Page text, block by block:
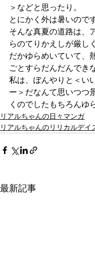
＞などと思ったり。
とにかく外は暑いので
そんな真夏の道路は、
らのてりかえしが厳し
だかゆらめいていて、
ごとすらだんだんでき
私は、ぼんやりと＜い
ー＞だなんて思いつつ
くのでしたもちろんゆ
リアルちゃんの日々マンガ
リアルちゃんのリリカルデイ
最新記事